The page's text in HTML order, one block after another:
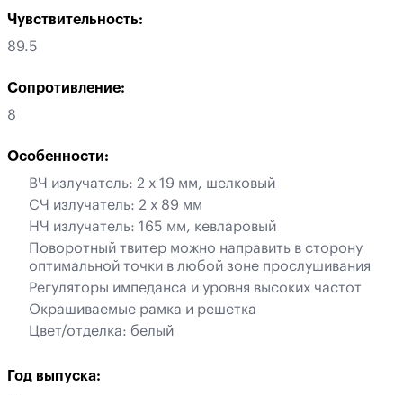
Чувствительность:
89.5
Сопротивление:
8
Особенности:
ВЧ излучатель: 2 х 19 мм, шелковый
СЧ излучатель: 2 х 89 мм
НЧ излучатель: 165 мм, кевларовый
Поворотный твитер можно направить в сторону
оптимальной точки в любой зоне прослушивания
Регуляторы импеданса и уровня высоких частот
Окрашиваемые рамка и решетка
Цвет/отделка: белый
Год выпуска: